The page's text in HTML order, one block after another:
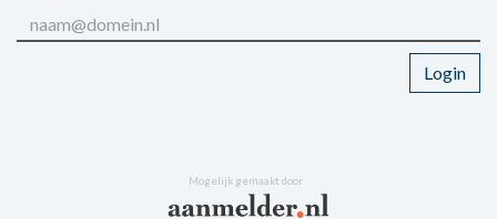
Login
Mogelijk gemaakt door